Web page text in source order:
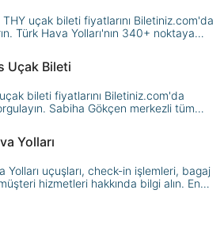
THY uçak bileti fiyatlarını Biletiniz.com'da
Türk Hava Yolları'nın 340+ noktaya
Uçak Bileti
bileti fiyatlarını Biletiniz.com'da
Sabiha Gökçen merkezli tüm
Yolları
Yolları uçuşları, check-in işlemleri, bagaj
hizmetleri hakkında bilgi alın. En